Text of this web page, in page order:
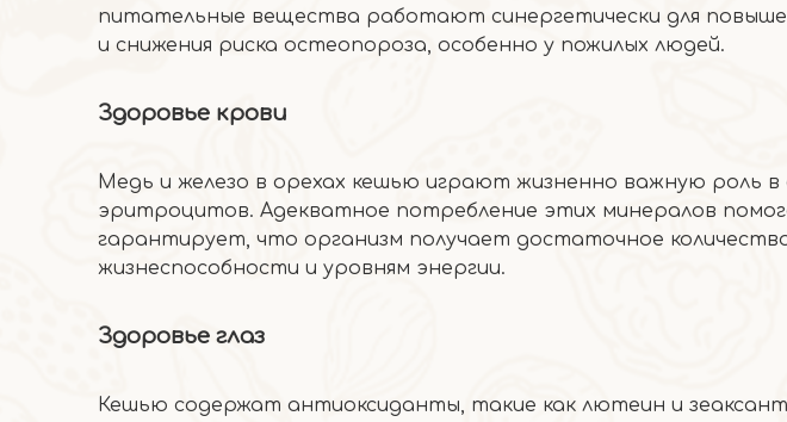
питательные вещества работают синергетически для
и снижения риска остеопороза, особенно у пожилых людей.
Здоровье крови
Медь и железо в орехах кешью играют жизненно важную роль в
эритроцитов. Адекватное потребление этих минералов
гарантирует, что организм получает достаточное
жизнеспособности и уровням энергии.
Здоровье глаз
Кешью содержат антиоксиданты, такие как лютеин и